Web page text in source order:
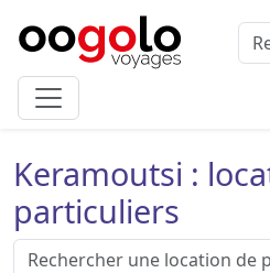
Keramoutsi :
particuliers